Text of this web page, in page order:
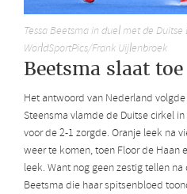
Tessa Beetsma in duel met de Duitse
WorldSportPics/Frank Uijlenbroek
Beetsma slaat toe
Het antwoord van Nederland
Steensma vlamde de Duitse cirkel
voor de 2-1 zorgde. Oranje leek na
weer te komen, toen Floor de Haan
leek. Want nog geen zestig tellen
Beetsma die haar spitsenbloed